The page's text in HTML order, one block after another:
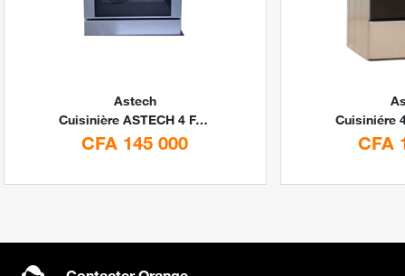
Astech
Cuisinière ASTECH 4 Feux 60×60 By Digital Stores
CFA 145 000 CFA